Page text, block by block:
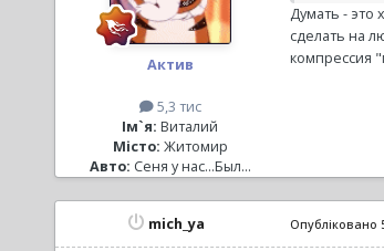
Актив
5,3 тис
Ім`я: Виталий
Місто: Житомир
Авто: Сеня у нас...Был...
Думать - это
сделать на
компрессия
mich_ya Опубліковано